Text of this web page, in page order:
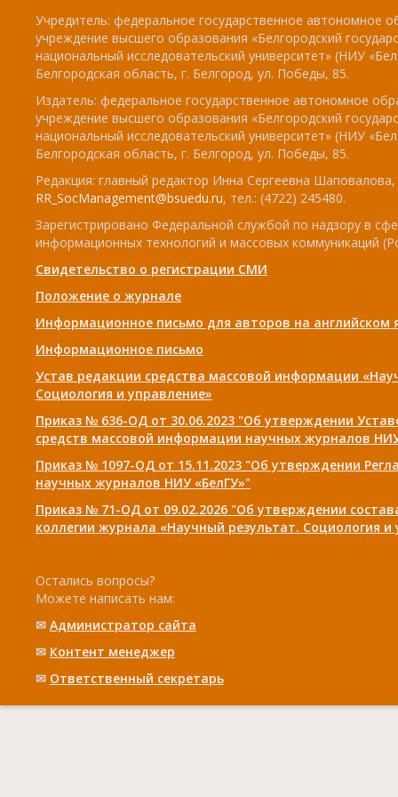
Учредитель: федеральное государственное автономное
учреждение высшего образования «Белгородский
национальный исследовательский университет» (НИУ
Белгородская область, г. Белгород, ул. Победы, 85.
Издатель: федеральное государственное автономное
учреждение высшего образования «Белгородский
национальный исследовательский университет» (НИУ
Белгородская область, г. Белгород, ул. Победы, 85.
Редакция: главный редактор Инна Сергеевна
RR_SocManagement@bsuedu.ru, тел.: (4722) 245480.
Зарегистрировано Федеральной службой по надзору в
информационных технологий и массовых коммуникаций
Свидетельство о регистрации СМИ
Положение о журнале
Информационное письмо для авторов на английском
Информационное письмо
Устав редакции средства массовой информации
Социология и управление»
Приказ № 636-ОД от 30.06.2023 "Об утверждении
средств массовой информации научных журналов
Приказ № 1097-ОД от 15.11.2023 "Об утверждении
научных журналов НИУ «БелГУ»"
Приказ № 71-ОД от 09.02.2026 "Об утверждении
коллегии журнала «Научный результат. Социология и
Остались вопросы?
Можете написать нам:
✉ Администратор сайта
✉ Контент менеджер
✉ Ответственный cекретарь